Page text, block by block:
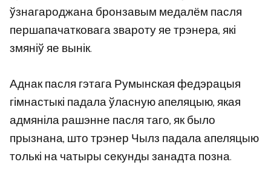
ўзнагароджана бронзавым медалём пасля
першапачатковага звароту яе трэнера, які
змяніў яе вынік.
Аднак пасля гэтага Румынская федэрацыя
гімнастыкі падала ўласную апеляцыю, якая
адмяніла рашэнне пасля таго, як было
прызнана, што трэнер Чылз падала апеляцыю
толькі на чатыры секунды занадта позна.